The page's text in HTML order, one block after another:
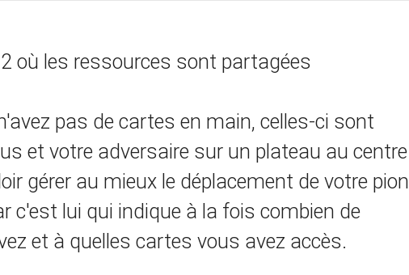
où les ressources sont partagées
pas de cartes en main, celles-ci sont
et votre adversaire sur un plateau au centre
gérer au mieux le déplacement de votre pion
c'est lui qui indique à la fois combien de
et à quelles cartes vous avez accès.